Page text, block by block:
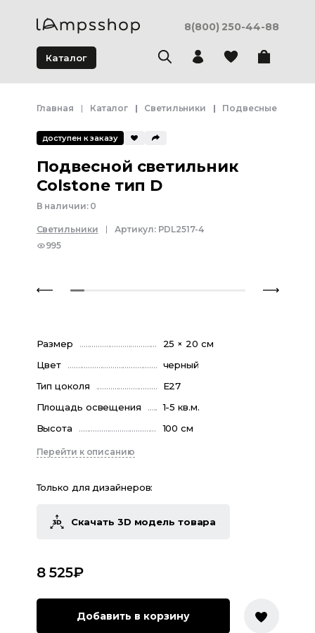
8(800) 250-44-88
Каталог
Главная Каталог Светильники Подвесные
доступен к заказу
Подвесной светильник
Colstone тип D
В наличии: 0
Светильники Артикул: PDL2517-4
995
Размер
25 × 20 см
Цвет
черный
Тип цоколя
E27
Площадь освещения
1-5 кв.м.
Высота
100 см
Перейти к описанию
Только для дизайнеров:
Скачать 3D модель товара
8 525₽
Добавить в корзину